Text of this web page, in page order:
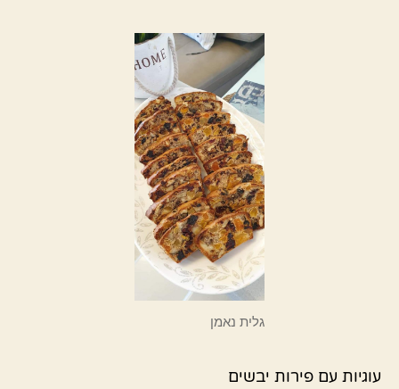
גלית נאמן
עוגיות עם פירות יבשים